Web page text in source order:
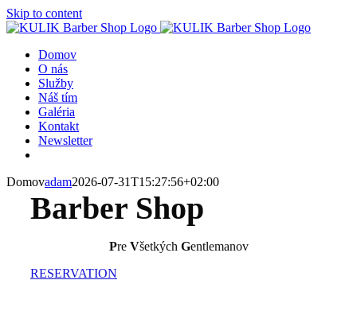
Skip to content
Domov
O nás
Služby
Náš tím
Galéria
Kontakt
Newsletter
Domovadam2026-07-31T15:27:56+02:00
Barber Shop
Pre Všetkých Gentlemanov
RESERVATION